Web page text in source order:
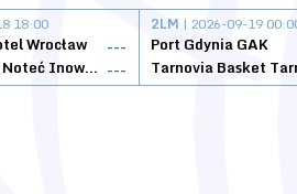
18:00
Wrocław
---
KSK Qemetica Noteć Inowrocław ---
2LM | 2026-09-19
Port Gdynia GAK